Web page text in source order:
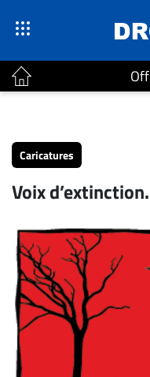
Accueil
Continu
Bureaux
Conseillers
Juridiques
Campus
Carrière
Archives
Caricatures
Voix